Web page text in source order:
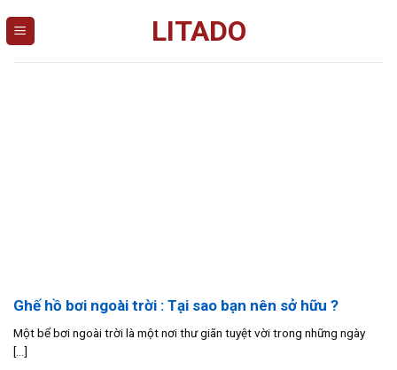
LITADO
Ghế hồ bơi ngoài trời : Tại sao bạn nên sở hữu ?
Một bể bơi ngoài trời là một nơi thư giãn tuyệt vời trong những ngày
[...]